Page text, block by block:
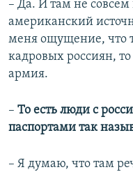
– Да. И там не совсем
американский
меня ощущение, что
кадровых россиян,
армия.
– То есть люди с
паспортами так
– Я думаю, что там